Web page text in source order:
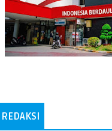
REDAKSI